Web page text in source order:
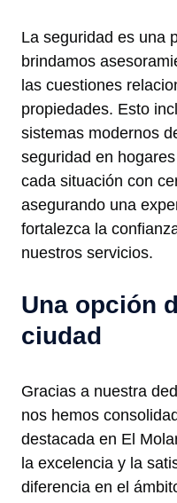
La seguridad es una
brindamos
las cuestiones
propiedades. Esto
sistemas modernos
seguridad en
cada situación con
asegurando una
fortalezca la
nuestros servicios.
Una opción
ciudad
Gracias a nuestra
nos hemos
destacada en El
la excelencia y la
diferencia en el